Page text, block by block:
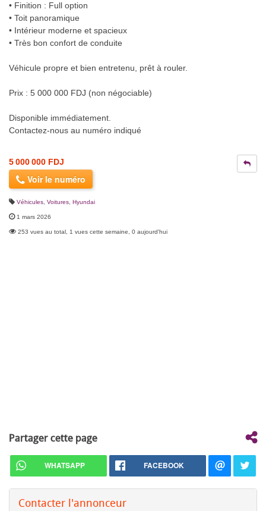
• Finition : Full option
• Toit panoramique
• Intérieur moderne et spacieux
• Très bon confort de conduite
Véhicule propre et bien entretenu, prêt à rouler.
Prix : 5 000 000 FDJ (non négociable)
Disponible immédiatement.
Contactez-nous au numéro indiqué
5 000 000 FDJ
Voir le numéro
Véhicules Voitures Hyundai
1 mars 2026
253 vues au total, 1 vues cette semaine, 0 aujourd'hui
Partager cette page
WHATSAPP FACEBOOK
Contacter l'annonceur